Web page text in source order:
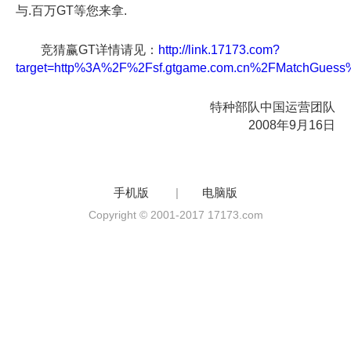
与.百万GT等您来拿.
竞猜赢GT详情请见： http://link.17173.com?
特种部队中国运营团队
2008年9月16日
手机版 | 电脑版
Copyright © 2001-2017 17173.com